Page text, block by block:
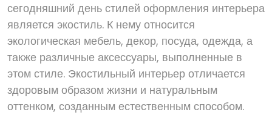
сегодняшний день стилей оформления интерьера
является экостиль. К нему относится
экологическая мебель, декор, посуда, одежда, а
также различные аксессуары, выполненные в
этом стиле. Экостильный интерьер отличается
здоровым образом жизни и натуральным
оттенком, созданным естественным способом.